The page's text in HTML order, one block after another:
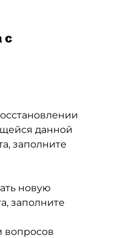
с
данной
заполните
новую
заполните
вопросов